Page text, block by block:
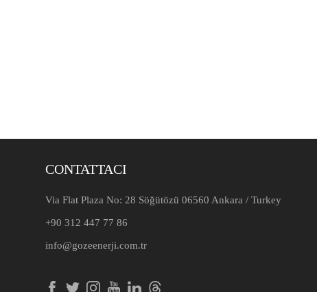
CONTATTACI
Via Flat Plaza No: 28 Söğütözü 06560 Ankara / Turkey
+90 312 447 77 86
info@gozeenerji.com.tr